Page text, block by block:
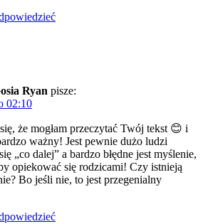
Ryan pisze:
02:10
że mogłam przeczytać Twój tekst 😊 i
ważny! Jest pewnie dużo ludzi
„co dalej” a bardzo błędne jest myślenie,
opiekować się rodzicami! Czy istnieją
Bo jeśli nie, to jest przegenialny